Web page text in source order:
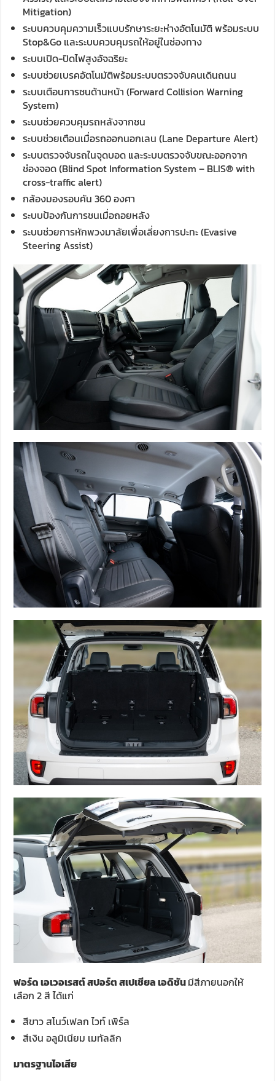
Mitigation)
ระบบควบคุมความเร็วแบบรักษาระยะห่างอัตโนมัติ พร้อมระบบ
Stop&Go และระบบควบคุมรถให้อยู่ในช่องทาง
ระบบเปิด-ปิดไฟสูงอัจฉริยะ
ระบบช่วยเบรคอัตโนมัติพร้อมระบบตรวจจับคนเดินถนน
ระบบเตือนการชนด้านหน้า (Forward Collision Warning
System)
ระบบช่วยควบคุมรถหลังจากชน
ระบบช่วยเตือนเมื่อรถออกนอกเลน (Lane Departure Alert)
ระบบตรวจจับรถในจุดบอด และระบบตรวจจับขณะออกจาก
ช่องจอด (Blind Spot Information System – BLIS® with
cross-traffic alert)
กล้องมองรอบคัน 360 องศา
ระบบป้องกันการชนเมื่อถอยหลัง
ระบบช่วยการหักพวงมาลัยเพื่อเลี่ยงการปะทะ (Evasive
Steering Assist)
ฟอร์ด เอเวอเรสต์ สปอร์ต สเปเชียลเอดิชันมีสีภายนอกให้
เลือก 2 สี ได้แก่
สีขาว สโนว์เฟลก ไวท์ เพิร์ล
สีเงิน อลูมิเนียม เมทัลลิก
มาตรฐานไอเสีย